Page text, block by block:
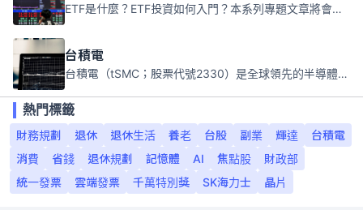
ETF是什麼？ETF投資如何入門？本系列專題文章將會告訴你新手必須知道的ETF基礎知識。
台積電
台積電（tSMC；股票代號2330）是全球領先的半導體代工公司，成立於1987年，總部位於台灣新竹。且已於美國、日本、德國及中國設廠，台積電是全球首家專業積體電路製造服務公司，也是全球最先進和最大規模的半導體代工廠。
熱門標籤
財務規劃
退休 退休生活 養老 台股 副業 輝達
台積電
消費
省錢 退休規劃 記憶體 AI 焦點股
財政部
統一發票
雲端發票 千萬特別獎 SK海力士 晶片